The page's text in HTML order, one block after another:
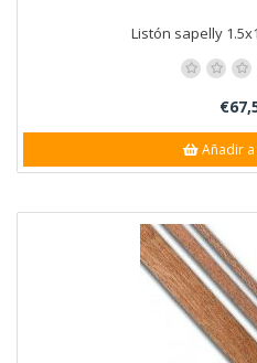
Listón sapelly
Añadir